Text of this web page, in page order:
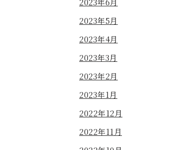
2023年6月
2023年5月
2023年4月
2023年3月
2023年2月
2023年1月
2022年12月
2022年11月